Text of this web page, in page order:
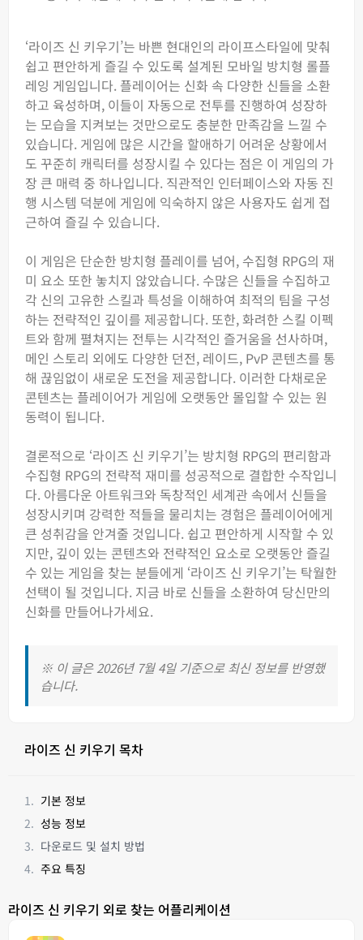
‘라이즈 신 키우기’는 바쁜 현대인의 라이프스타일에 맞춰
쉽고 편안하게 즐길 수 있도록 설계된 모바일 방치형 롤플
레잉 게임입니다. 플레이어는 신화 속 다양한 신들을 소환
하고 육성하며, 이들이 자동으로 전투를 진행하여 성장하
는 모습을 지켜보는 것만으로도 충분한 만족감을 느낄 수
있습니다. 게임에 많은 시간을 할애하기 어려운 상황에서
도 꾸준히 캐릭터를 성장시킬 수 있다는 점은 이 게임의 가
장 큰 매력 중 하나입니다. 직관적인 인터페이스와 자동 진
행 시스템 덕분에 게임에 익숙하지 않은 사용자도 쉽게 접
근하여 즐길 수 있습니다.
이 게임은 단순한 방치형 플레이를 넘어, 수집형 RPG의 재
미 요소 또한 놓치지 않았습니다. 수많은 신들을 수집하고
각 신의 고유한 스킬과 특성을 이해하여 최적의 팀을 구성
하는 전략적인 깊이를 제공합니다. 또한, 화려한 스킬 이펙
트와 함께 펼쳐지는 전투는 시각적인 즐거움을 선사하며,
메인 스토리 외에도 다양한 던전, 레이드, PvP 콘텐츠를 통
해 끊임없이 새로운 도전을 제공합니다. 이러한 다채로운
콘텐츠는 플레이어가 게임에 오랫동안 몰입할 수 있는 원
동력이 됩니다.
결론적으로 ‘라이즈 신 키우기’는 방치형 RPG의 편리함과
수집형 RPG의 전략적 재미를 성공적으로 결합한 수작입니
다. 아름다운 아트워크와 독창적인 세계관 속에서 신들을
성장시키며 강력한 적들을 물리치는 경험은 플레이어에게
큰 성취감을 안겨줄 것입니다. 쉽고 편안하게 시작할 수 있
지만, 깊이 있는 콘텐츠와 전략적인 요소로 오랫동안 즐길
수 있는 게임을 찾는 분들에게 ‘라이즈 신 키우기’는 탁월한
선택이 될 것입니다. 지금 바로 신들을 소환하여 당신만의
신화를 만들어나가세요.
※ 이 글은 2026년 7월 4일 기준으로 최신 정보를 반영했
습니다.
라이즈 신 키우기 목차
기본 정보
성능 정보
다운로드 및 설치 방법
주요 특징
라이즈 신 키우기 외로 찾는 어플리케이션